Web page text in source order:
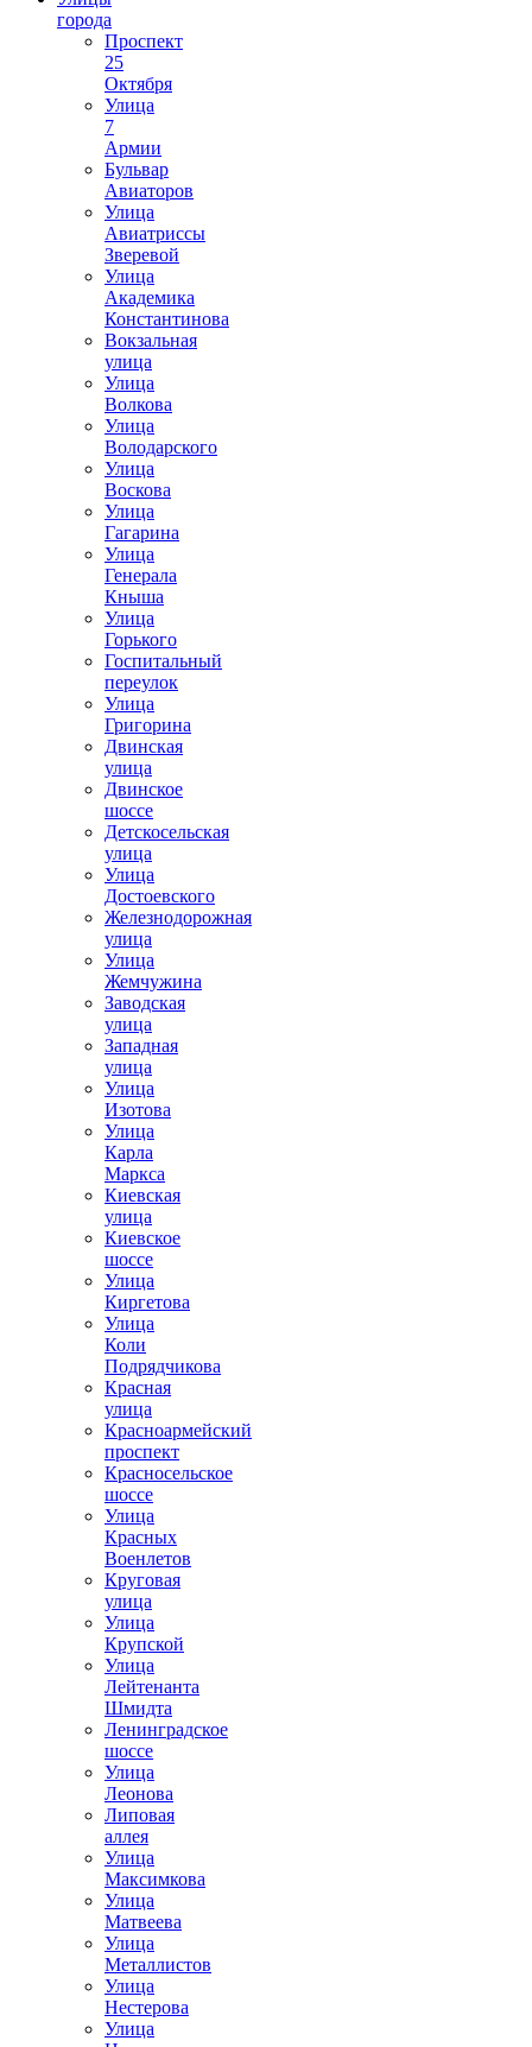
города
Проспект
25
Октября
Улица
7
Армии
Бульвар
Авиаторов
Улица
Авиатриссы
Зверевой
Улица
Академика
Константинова
Вокзальная
улица
Улица
Волкова
Улица
Володарского
Улица
Воскова
Улица
Гагарина
Улица
Генерала
Кныша
Улица
Горького
Госпитальный
переулок
Улица
Григорина
Двинская
улица
Двинское
шоссе
Детскосельская
улица
Улица
Достоевского
Железнодорожная
улица
Улица
Жемчужина
Заводская
улица
Западная
улица
Улица
Изотова
Улица
Карла
Маркса
Киевская
улица
Киевское
шоссе
Улица
Киргетова
Улица
Коли
Подрядчикова
Красная
улица
Красноармейский
проспект
Красносельское
шоссе
Улица
Красных
Военлетов
Круговая
улица
Улица
Крупской
Улица
Лейтенанта
Шмидта
Ленинградское
шоссе
Улица
Леонова
Липовая
аллея
Улица
Максимкова
Улица
Матвеева
Улица
Металлистов
Улица
Нестерова
Улица